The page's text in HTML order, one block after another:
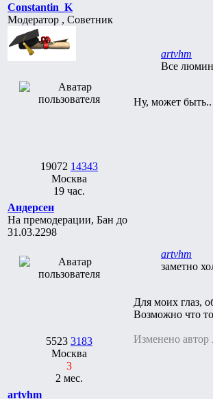
Constantin_K
Модератор , Советник
19072 14343
Москва
19 час.
artvhm
Все
Ну, может
Андерсен
На премодерации, Бан до
31.03.2298
5523 3183
Москва
3
2 мес.
artvhm
заметно
Для моих глаз,
Возможно что то
Изменено автор
artvhm